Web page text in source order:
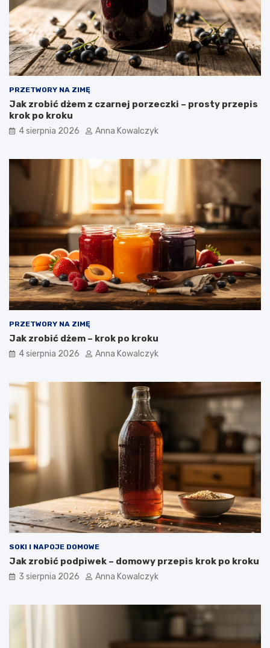
PRZETWORY NA ZIMĘ
Jak zrobić dżem z czarnej porzeczki – prosty przepis
krok po kroku
4 sierpnia 2026 Anna Kowalczyk
PRZETWORY NA ZIMĘ
Jak zrobić dżem – krok po kroku
4 sierpnia 2026 Anna Kowalczyk
SOKI I NAPOJE DOMOWE
Jak zrobić podpiwek – domowy przepis krok po kroku
3 sierpnia 2026 Anna Kowalczyk